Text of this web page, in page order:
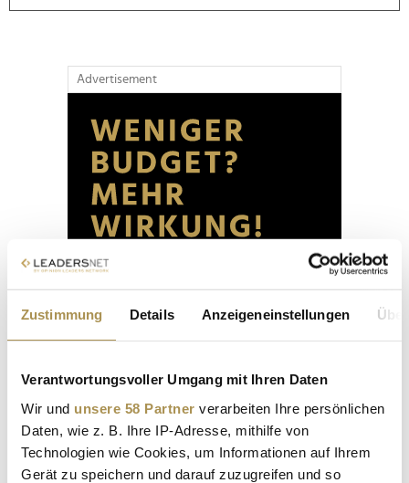
Zustimmung Details Anzeigeneinstellungen
Verantwortungsvoller Umgang mit Ihren Daten
Wir und unsere 58 Partner verarbeiten Ihre persönlichen
Daten, wie z. B. Ihre IP-Adresse, mithilfe von
Technologien wie Cookies, um Informationen auf Ihrem
Gerät zu speichern und darauf zuzugreifen und so
Advertisement